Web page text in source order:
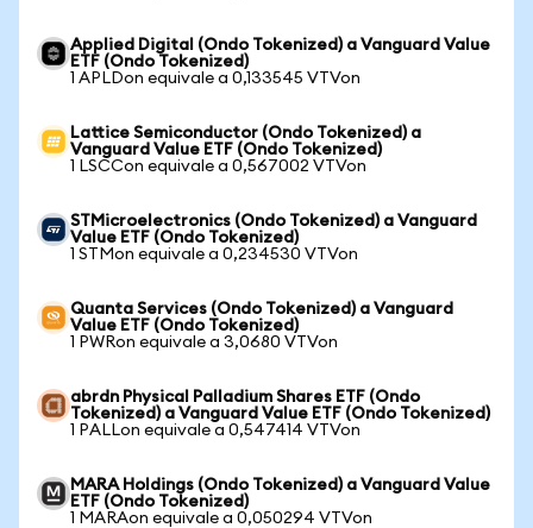
Applied Digital (Ondo Tokenized) a Vanguard Value
ETF (Ondo Tokenized)
1 APLDon equivale a 0,133545 VTVon
Lattice Semiconductor (Ondo Tokenized) a
Vanguard Value ETF (Ondo Tokenized)
1 LSCCon equivale a 0,567002 VTVon
STMicroelectronics (Ondo Tokenized) a Vanguard
Value ETF (Ondo Tokenized)
1 STMon equivale a 0,234530 VTVon
Quanta Services (Ondo Tokenized) a Vanguard
Value ETF (Ondo Tokenized)
1 PWRon equivale a 3,0680 VTVon
abrdn Physical Palladium Shares ETF (Ondo
Tokenized) a Vanguard Value ETF (Ondo Tokenized)
1 PALLon equivale a 0,547414 VTVon
MARA Holdings (Ondo Tokenized) a Vanguard Value
ETF (Ondo Tokenized)
1 MARAon equivale a 0,050294 VTVon